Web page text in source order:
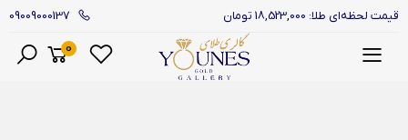
قیمت لحظه‌ای طلا: 18,523,000 تومان 09009000137
0